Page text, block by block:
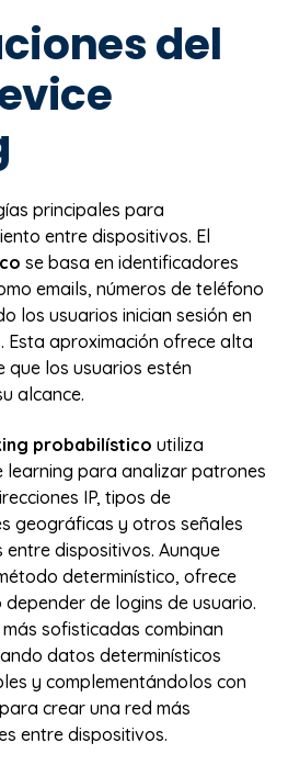
del
principales para
entre dispositivos. El
se basa en identificadores
emails, números de teléfono
los usuarios inician sesión en
Esta aproximación ofrece alta
que los usuarios estén
alcance.
probabilístico utiliza
learning para analizar patrones
IP, tipos de
geográficas y otros señales
dispositivos. Aunque
determinístico, ofrece
de logins de usuario.
sofisticadas combinan
datos determinísticos
y complementándolos con
crear una red más
entre dispositivos.